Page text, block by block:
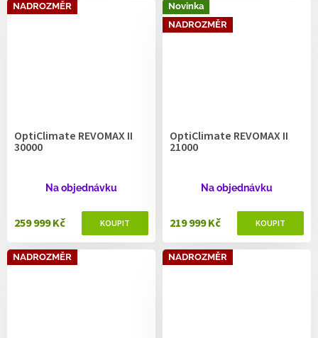
NADROZMĚR
OptiClimate REVOMAX II
30000
Na objednávku
259 999 Kč
Novinka
NADROZMĚR
OptiClimate REVOMAX II
21000
Na objednávku
219 999 Kč
NADROZMĚR NADROZMĚR